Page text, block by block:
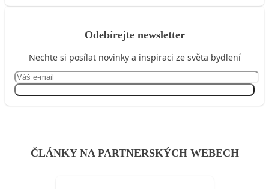
Odebírejte newsletter
Nechte si posílat novinky a inspiraci ze světa bydlení
ČLÁNKY NA PARTNERSKÝCH WEBECH